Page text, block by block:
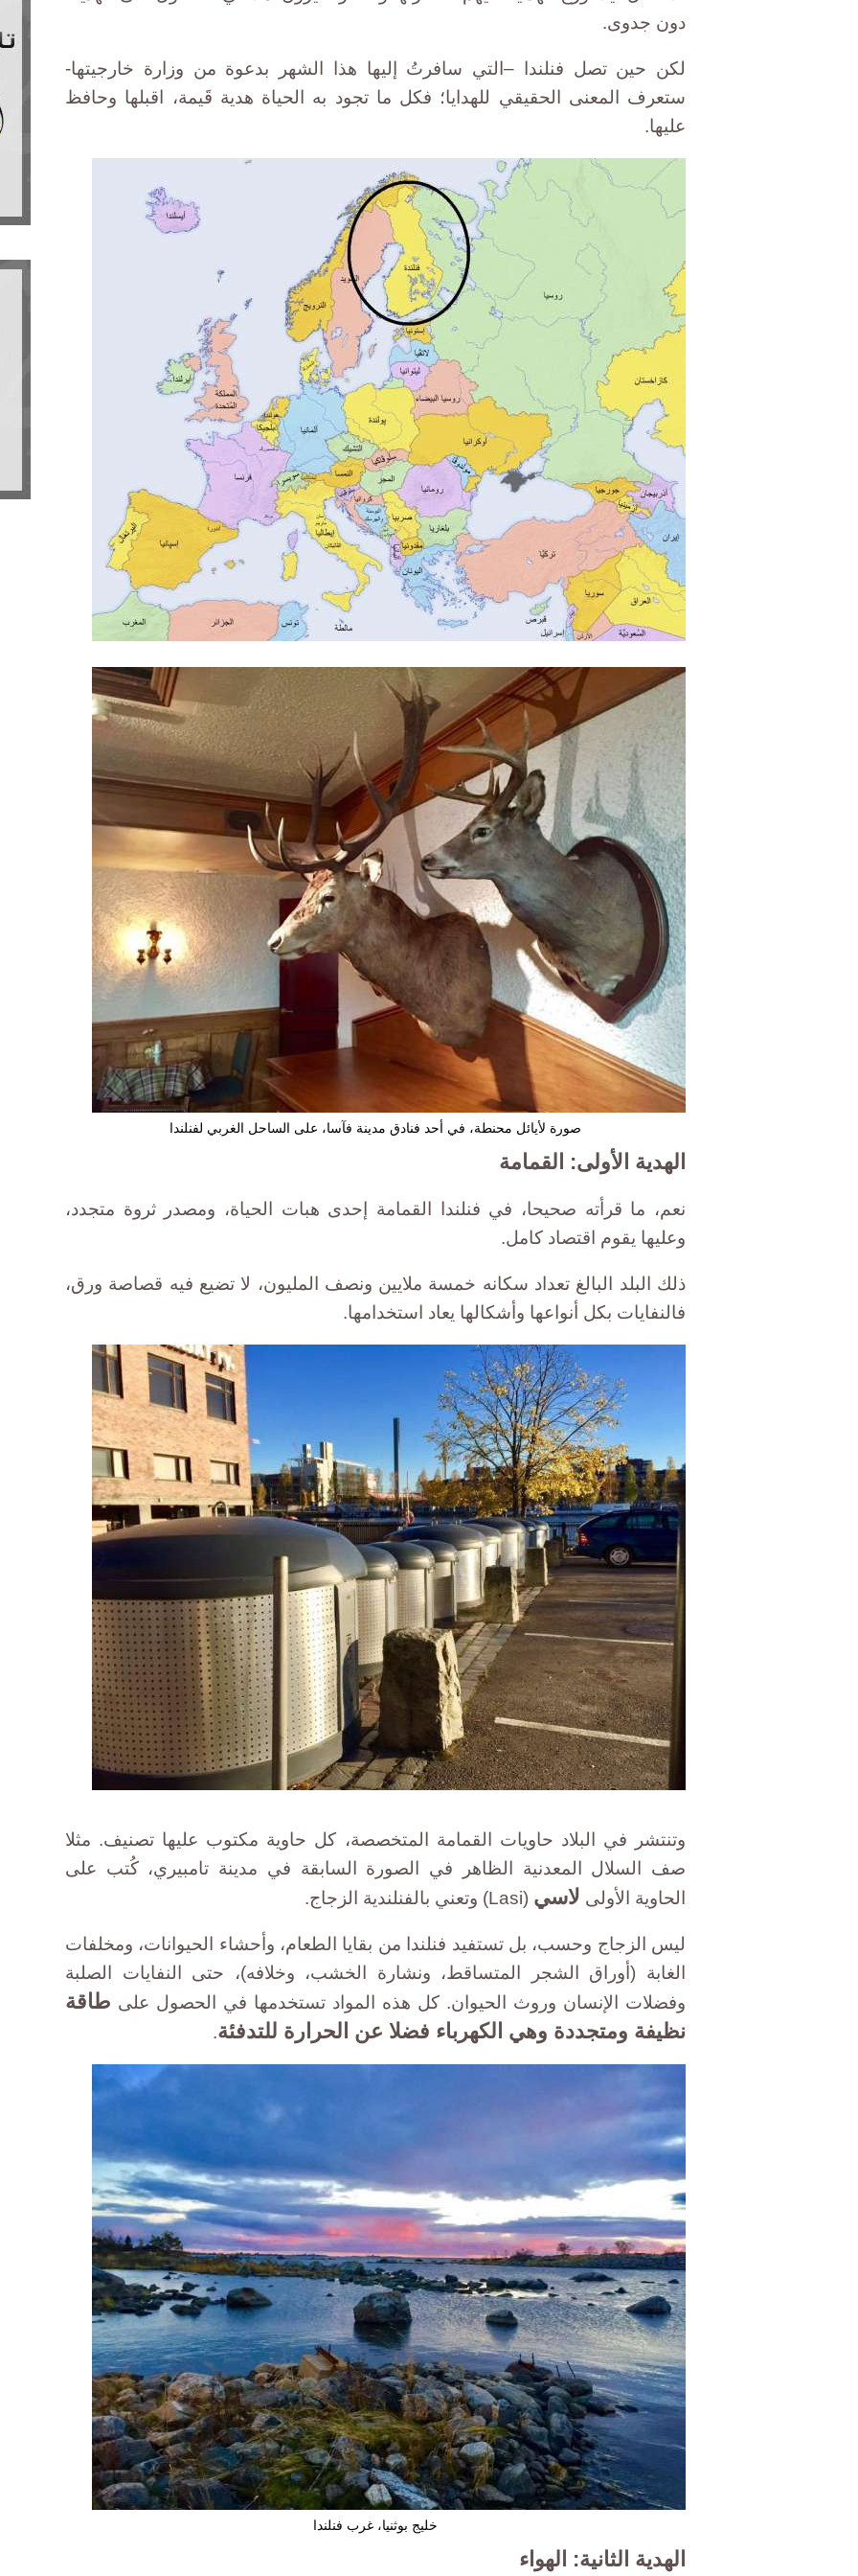
دون جدوى.
لكن حين تصل فنلندا –التي سافرتُ إليها هذا الشهر بدعوة من وزارة خارجيتها-
ستعرف المعنى الحقيقي للهدايا؛ فكل ما تجود به الحياة هدية قَيمة، اقبلها وحافظ
عليها.
صورة لأيائل محنطة، في أحد فنادق مدينة فآسا، على الساحل الغربي لفنلندا
الهدية الأولى: القمامة
نعم، ما قرأته صحيحا، في فنلندا القمامة إحدى هبات الحياة، ومصدر ثروة متجدد،
وعليها يقوم اقتصاد كامل.
ذلك البلد البالغ تعداد سكانه خمسة ملايين ونصف المليون، لا تضيع فيه قصاصة ورق،
فالنفايات بكل أنواعها وأشكالها يعاد استخدامها.
وتنتشر في البلاد حاويات القمامة المتخصصة، كل حاوية مكتوب عليها تصنيف. مثلا
صف السلال المعدنية الظاهر في الصورة السابقة في مدينة تامبيري، كُتب على
الحاوية الأولى لاسي (Lasi) وتعني بالفنلندية الزجاج.
ليس الزجاج وحسب، بل تستفيد فنلندا من بقايا الطعام، وأحشاء الحيوانات، ومخلفات
الغابة (أوراق الشجر المتساقط، ونشارة الخشب، وخلافه)، حتى النفايات الصلبة
وفضلات الإنسان وروث الحيوان. كل هذه المواد تستخدمها في الحصول على طاقة
نظيفة ومتجددة وهي الكهرباء فضلا عن الحرارة للتدفئة.
خليج بوثنيا، غرب فنلندا
الهدية الثانية: الهواء